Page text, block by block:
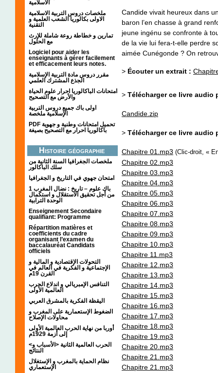
الاسلامية
ملخصات دروس التربية الاسلامية
الاولى بكالوريا الشعب العلمية و
التقنية
تمارين و خطاطة روعة شاملة للإرث
مع الحلول
Logiciel pour aider les
enseignants à gérer facilement
et efficacement leurs notes.
مقرر دروس مادة التربية الإسلامية
الجذع المشترك العلمي
امتحانات الباكالوريا احرار علوم الحياة
والأرض مع التصحيح
اولى باك جميع دروس التربية
الإسلامية ملخصة
PDF تحميل امتحانات وطنية و جهوية
باكالوريا احرار مع التصحيح بصيغة
Histoire géographie
ملخصات الجغرافيا السنة الثانية من
سلك الباكالور
امتحان جهوي في التاريخ و الجغرافيا
1 باك علوم – تاريخ : نضال المغرب
من أجل تحقيق الاستقلال و استكمال
الوحدة الترابية
Enseignement Secondaire
qualifiant: Programme
Répartition matières et
coefficients du cadre
organisant l’examen du
baccalauréat Candidats
officiels
التحولات الإقتصادية و المالية و
الإجتماعية و الفكرية في العالم في
القرن 19م
التنافس الإمبريالي و اندلاع الحرب
العالمية الأولى
اليقظة الفكرية بالمشرق العربي
الضغوط الإستعمارية على المغرب و
محاولات الإصلاح
أوربا من نهاية الحرب العالمية الأولى
إلى أزمة 1929م
<الحرب العالمية الثانية <الأسباب و
النتائج
نظام الحماية بالمغرب و الإستغلال
الإستعماري
Candide vivait heureux dans
baron l’en chasse à grand
jeune ingénu se confronte à
de la vie lui fera-t-elle perdre
aimée Cunégonde ? On
> Écouter un extrait :
> Télécharger ce livre audio
Candide.zip
> Télécharger ce livre audio
Chapitre 01.mp3 (Clic-droit, «
Chapitre 02.mp3
Chapitre 03.mp3
Chapitre 04.mp3
Chapitre 05.mp3
Chapitre 06.mp3
Chapitre 07.mp3
Chapitre 08.mp3
Chapitre 09.mp3
Chapitre 10.mp3
Chapitre 11.mp3
Chapitre 12.mp3
Chapitre 13.mp3
Chapitre 14.mp3
Chapitre 15.mp3
Chapitre 16.mp3
Chapitre 17.mp3
Chapitre 18.mp3
Chapitre 19.mp3
Chapitre 20.mp3
Chapitre 21.mp3
Chapitre 21.mp3